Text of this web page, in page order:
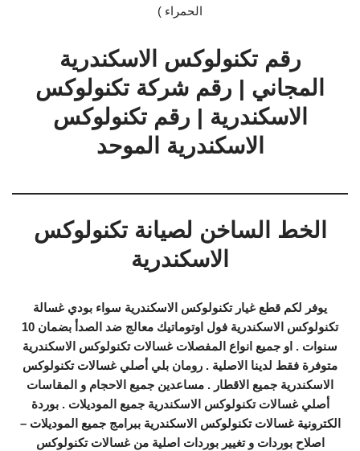
الحمراء )
رقم تكنولوكس الاسكندرية
المجاني | رقم شركة تكنولوكس
الاسكندرية | رقم تكنولوكس
الاسكندرية الموحد
الخط الساخن لصيانة تكنولوكس
الاسكندرية
يوفر لكم قطع غيار تكنولوكس الاسكندرية سواء بودي غسالة
تكنولوكس الاسكندرية فول اوتوماتيك معالج ضد الصدأ بضمان 10
سنوات . او جميع انواع المفصلات غسالات تكنولوكس الاسكندرية
متوفرة فقط لدينا الاصلية . رومان بلي أصلي غسالات تكنولوكس
الاسكندرية جميع الاقطار . مساعدين جميع الاحجام و المقاسات
أصلي غسالات تكنولوكس الاسكندرية جميع الموديلات . بوردة
الكترونية غسالات تكنولوكس الاسكندرية ببرامج جميع الموديلات –
اصلاح بوردات و تغيير بوردات اصلية من غسالات تكنولوكس